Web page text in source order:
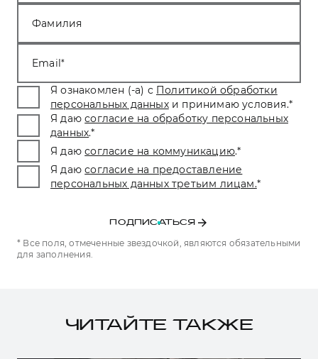
Фамилия
Email
Я ознакомлен (-а) с Политикой обработки
персональных данных и принимаю условия.*
Я даю согласие на обработку персональных
данных.*
Я даю согласие на коммуникацию.*
Я даю согласие на предоставление
персональных данных третьим лицам.*
ПОДПИСАТЬСЯ
* Все поля, отмеченные звездочкой, являются обязательными
для заполнения.
ЧИТАЙТЕ ТАКЖЕ